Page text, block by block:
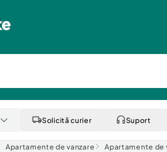
Solicită curier Suport
Apartamente de vanzare Apartamente de